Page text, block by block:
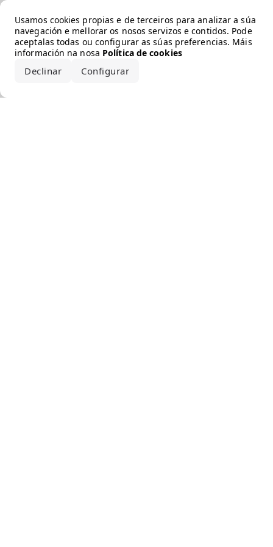
Usamos cookies propias e de terceiros para analizar a súa
navegación e mellorar os nosos servizos e contidos. Pode
aceptalas todas ou configurar as súas preferencias. Máis
información na nosa Política de cookies
Declinar Configurar
Error loading the brand